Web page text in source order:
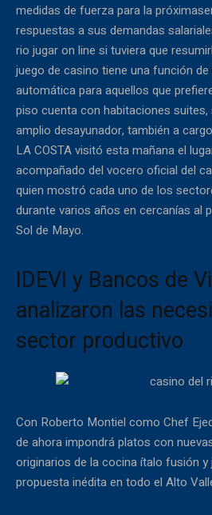
medidas de fuerza para la
respuestas a sus demandas
rio jugar on line si tuviera que
juego de casino tiene una función
automática para aquellos que
piso cuenta con habitaciones suites,
amplio desayunador, también a
LA COSTA visitó esta mañana el
acompañado del vocero oficial del
quien mostró cada uno de los
durante varios años en cercanías al
Sol de Mayo.
IDEVI y Bancos de
analizaron las
sector productivo
Con Roberto Montiel como Chef
de ahora impondrá platos con
originarios de la cocina ítalo fusión y
propuesta inédita en todo el Alto